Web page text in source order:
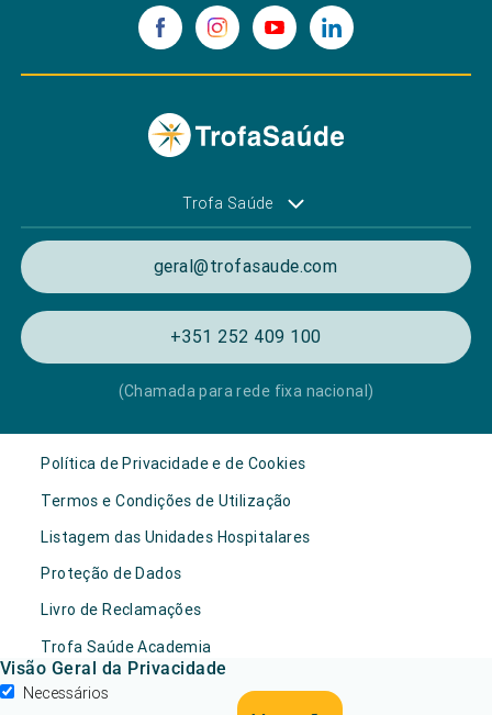
Trofa Saúde
geral@trofasaude.com
+351 252 409 100
(Chamada para rede fixa nacional)
Política de Privacidade e de Cookies
Termos e Condições de Utilização
Listagem das Unidades Hospitalares
Proteção de Dados
Livro de Reclamações
Trofa Saúde Academia
Visão Geral da Privacidade
Necessários